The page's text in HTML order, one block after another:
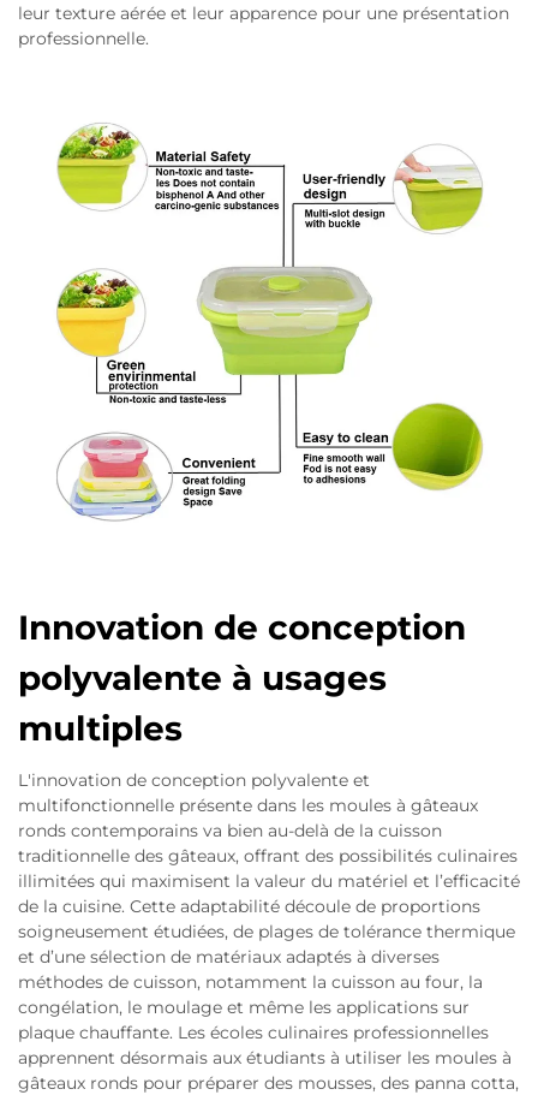
leur texture aérée et leur apparence pour une présentation
professionnelle.
Innovation de conception
polyvalente à usages
multiples
L'innovation de conception polyvalente et
multifonctionnelle présente dans les moules à gâteaux
ronds contemporains va bien au-delà de la cuisson
traditionnelle des gâteaux, offrant des possibilités culinaires
illimitées qui maximisent la valeur du matériel et l’efficacité
de la cuisine. Cette adaptabilité découle de proportions
soigneusement étudiées, de plages de tolérance thermique
et d’une sélection de matériaux adaptés à diverses
méthodes de cuisson, notamment la cuisson au four, la
congélation, le moulage et même les applications sur
plaque chauffante. Les écoles culinaires professionnelles
apprennent désormais aux étudiants à utiliser les moules à
gâteaux ronds pour préparer des mousses, des panna cotta,